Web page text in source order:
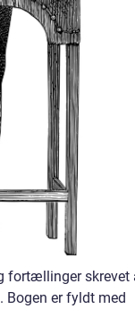
fortællinger skrevet
Bogen er fyldt med